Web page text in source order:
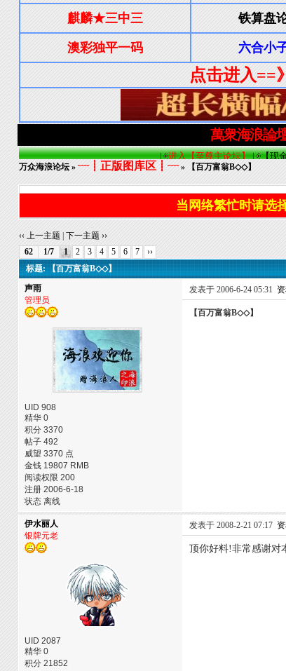
万众海浪论坛» ┈┋正版图库区┋┈» 【百万富翁B◇◇】
当网络繁忙时请选
‹‹ 上一主题
下一主题 ››
62
1/7 1 2 3 4 5 6 7
››
标题: 【百万富翁B◇◇】
声雨
管理员
UID 908
精华 0
积分 3370
帖子 492
威望 3370 点
金钱 19807 RMB
阅读权限 200
注册 2006-6-18
状态 离线
发表于 2006-6-24 05:31
【百万富翁B◇◇】
伊水丽人
银牌元老
UID 2087
精华 0
积分 21852
发表于 2008-2-21 07:17
顶你好料!非常感谢对